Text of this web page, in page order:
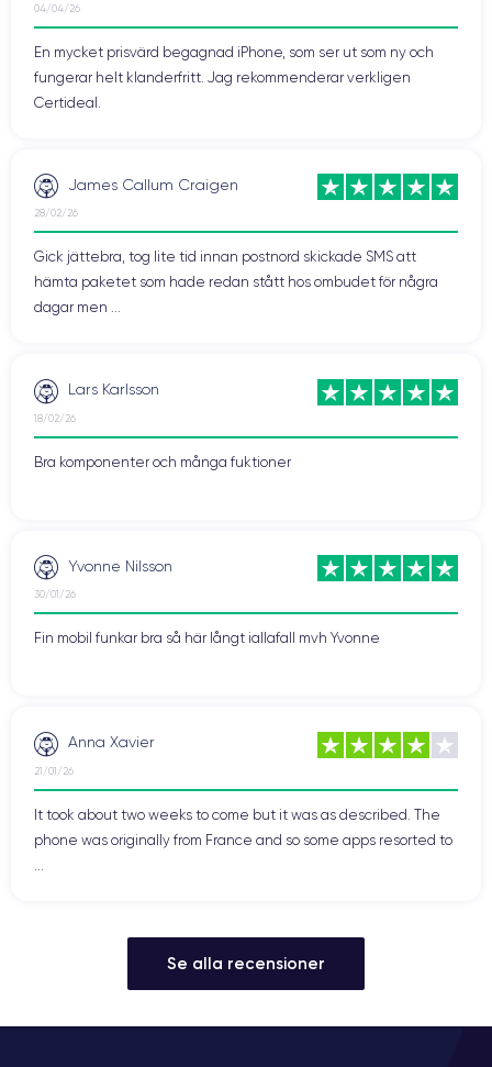
04/04/26
En mycket prisvärd begagnad iPhone, som ser ut som ny och
fungerar helt klanderfritt. Jag rekommenderar verkligen
Certideal.
James Callum Craigen
28/02/26
Gick jättebra, tog lite tid innan postnord skickade SMS att
hämta paketet som hade redan stått hos ombudet för några
dagar men ...
Lars Karlsson
18/02/26
Bra komponenter och många fuktioner
Yvonne Nilsson
30/01/26
Fin mobil funkar bra så här långt iallafall mvh Yvonne
Anna Xavier
21/01/26
It took about two weeks to come but it was as described. The
phone was originally from France and so some apps resorted to
Se alla recensioner